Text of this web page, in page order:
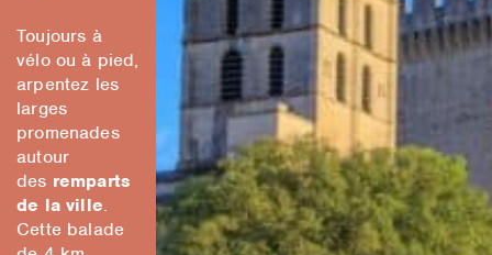
Toujours à
vélo ou à pied,
arpentez les
larges
promenades
autour
des remparts
de la ville.
Cette balade